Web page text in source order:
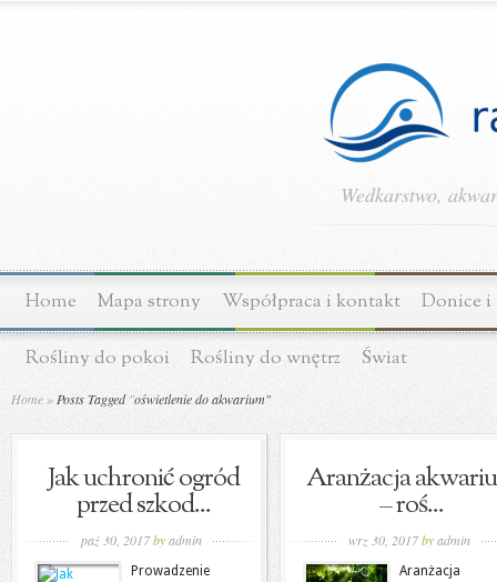
Wedkarstwo,
Home Mapa strony Współpraca i kontakt Donice i
Rośliny do pokoi Rośliny do wnętrz Świat
Home » Posts Tagged"oświetlenie do akwarium"
Jak uchronić ogród
przed szkod...
paź 30, 2017by admin
Prowadzenie
Aranżacja
– roś...
wrz 30, 2017byadmin
Aranżacja